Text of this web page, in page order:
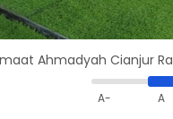
Ahmadyah Cianjur
A- A